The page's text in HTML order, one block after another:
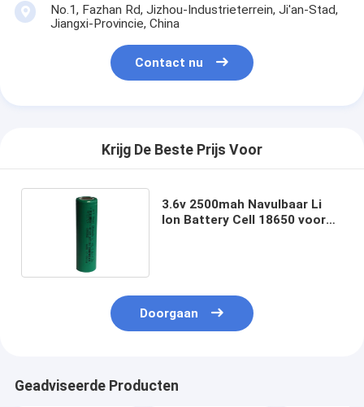
No.1, Fazhan Rd, Jizhou-Industrieterrein, Ji'an-Stad,
Jiangxi-Provincie, China
Contact nu
Krijg De Beste Prijs Voor
3.6v 2500mah Navulbaar Li
Ion Battery Cell 18650 voor
Doorgaan
Geadviseerde Producten